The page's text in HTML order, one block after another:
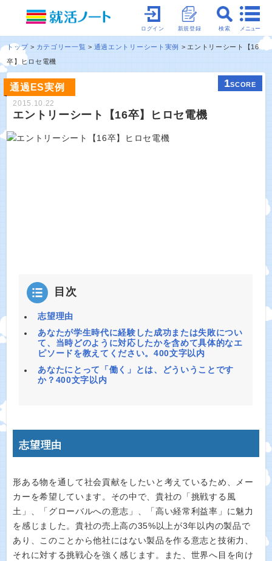
メニュー
検索
新規登録
ログイン
トップ カテゴリー一覧 通過エントリーシート実例
エントリーシート【16
卒】ヒロセ電機
通過ES実例 1SCORE
2015.10.22
エントリーシート【16卒】ヒロセ電機
目次
志望理由
あなたが学生時代に経験した成功または失敗につい
て、当時どのように対応したかを含めて具体的なエ
ピソードを教えてください。400文字以内
あなたにとって「働く」とは、どういうことです
か？400文字以内
志望理由
形ある物を通して社会貢献をしたいと考えているため、メー
カーを希望しています。その中で、貴社の「挑戦する風
土」、「グローバルへの意志」、「高い経常利益率」に魅力
を感じました。貴社の売上高の35%以上が3年以内の製品で
あり、このことから他社にはない製品を作る意志と技術力、
それに対する挑戦心を強く感じます。また、世界へ目を向け